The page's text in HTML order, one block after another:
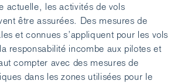
actuelle, les activités de vols
être assurées. Des mesures de
et connues s’appliquent pour les vols
responsabilité incombe aux pilotes et
compter avec des mesures de
dans les zones utilisées pour le